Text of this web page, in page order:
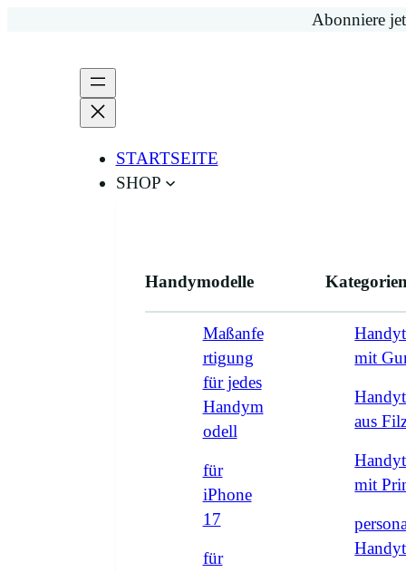
Abonniere
STARTSEITE
SHOP
Handymodelle
Maßanfe
rtigung
für jedes
Handym
odell
für
iPhone
17
für
mit
aus
mit